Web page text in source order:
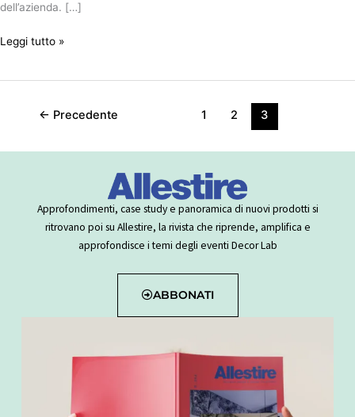
dell’azienda. […]
Leggi tutto »
← Precedente 1 2 3
Approfondimenti, case study e panoramica di nuovi prodotti si
ritrovano poi su Allestire, la rivista che riprende, amplifica e
approfondisce i temi degli eventi Decor Lab
ABBONATI